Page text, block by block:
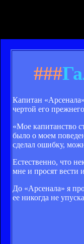
###
Капитан
чертой его
«Мое капитанство
было о моем
сделал ошибку,
Естественно, что
мне и просят вести
До «Арсенала» я
ее никогда не